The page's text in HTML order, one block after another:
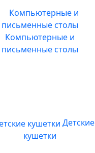
Компьютерные и
письменные столы
Детские
кушетки